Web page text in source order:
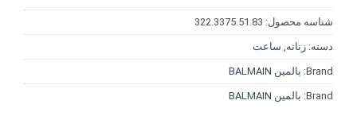
شناسه محصول: 322.3375.51.83
دسته: زنانه ساعت
Brand: بالمین BALMAIN
Brand: بالمین BALMAIN